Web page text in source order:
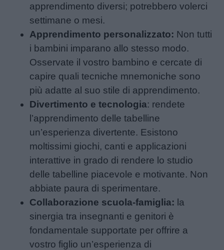
apprendimento diversi; potrebbero volerci
settimane o mesi.
Apprendimento personalizzato: Non tutti
i bambini imparano allo stesso modo.
Osservate il vostro bambino e cercate di
capire quali tecniche mnemoniche sono
più adatte al suo stile di apprendimento.
Divertimento e tecnologia: rendete
l’apprendimento delle tabelline
un’esperienza divertente. Esistono
moltissimi giochi, canti e applicazioni
interattive in grado di rendere lo studio
delle tabelline piacevole e motivante. Non
abbiate paura di sperimentare.
Collaborazione scuola-famiglia: la
sinergia tra insegnanti e genitori è
fondamentale supportate per offrire a
vostro figlio un’esperienza di